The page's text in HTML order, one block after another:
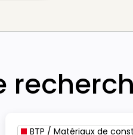
BTP / Matériaux de